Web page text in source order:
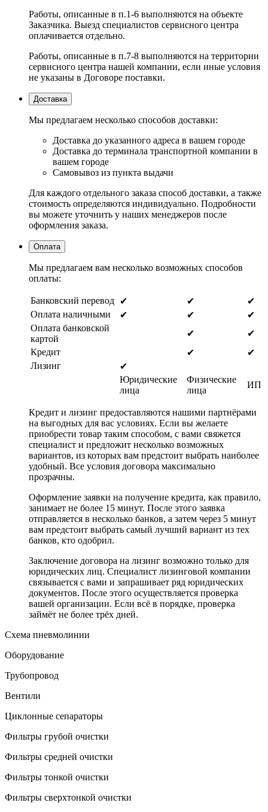
Работы, описанные в п.1-6 выполняются на объекте
Заказчика. Выезд специалистов сервисного центра
оплачивается отдельно.
Работы, описанные в п.7-8 выполняются на территории
сервисного центра нашей компании, если иные условия
не указаны в Договоре поставки.
Доставка
Мы предлагаем несколько способов доставки:
Доставка до указанного адреса в вашем городе
Доставка до терминала транспортной компании в
вашем городе
Самовывоз из пункта выдачи
Для каждого отдельного заказа способ доставки, а также
стоимость определяются индивидуально. Подробности
вы можете уточнить у наших менеджеров после
оформления заказа.
Оплата
Мы предлагаем вам несколько возможных способов
оплаты:
Банковский перевод ✔ ✔
✔
Оплата наличными
✔ ✔
✔
Оплата банковской
картой
✔
✔
Кредит
✔
✔
Лизинг
✔
Юридические
лица
Физические
лица
ИП
Кредит и лизинг предоставляются нашими партнёрами
на выгодных для вас условиях. Если вы желаете
приобрести товар таким способом, с вами свяжется
специалист и предложит несколько возможных
вариантов, из которых вам предстоит выбрать наиболее
удобный. Все условия договора максимально
прозрачны.
Оформление заявки на получение кредита, как правило,
занимает не более 15 минут. После этого заявка
отправляется в несколько банков, а затем через 5 минут
вам предстоит выбрать самый лучший вариант из тех
банков, кто одобрил.
Заключение договора на лизинг возможно только для
юридических лиц. Специалист лизинговой компании
связывается с вами и запрашивает ряд юридических
документов. После этого осуществляется проверка
вашей организации. Если всё в порядке, проверка
займёт не более трёх дней.
Схема пневмолинии
Оборудование
Трубопровод
Вентили
Циклонные сепараторы
Фильтры грубой очистки
Фильтры средней очистки
Фильтры тонкой очистки
Фильтры сверхтонкой очистки